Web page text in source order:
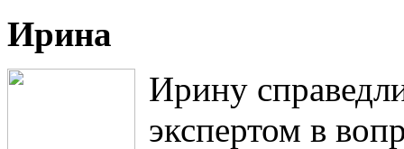
Ирина
Ирину
экспертом в